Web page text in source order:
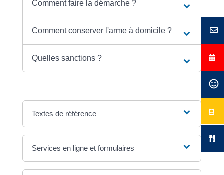
Comment faire la démarche ?
Comment conserver l'arme à domicile ?
Quelles sanctions ?
Textes de référence
Services en ligne et formulaires